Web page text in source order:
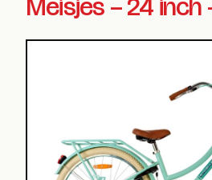
Meisjes – 24 inch